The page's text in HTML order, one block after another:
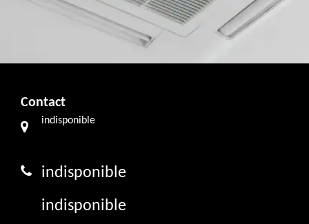
Contact
indisponible
indisponible
indisponible